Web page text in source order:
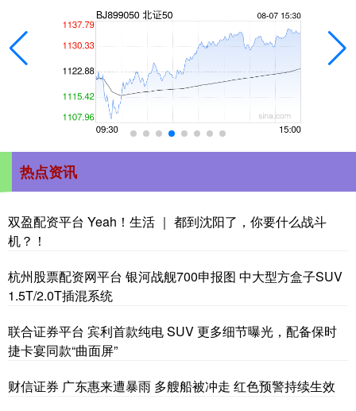
热点资讯
双盈配资平台 Yeah！生活 ｜ 都到沈阳了，你要什么战斗
机？！
杭州股票配资网平台 银河战舰700申报图 中大型方盒子SUV
1.5T/2.0T插混系统
联合证券平台 宾利首款纯电 SUV 更多细节曝光，配备保时
捷卡宴同款“曲面屏”
财信证券 广东惠来遭暴雨 多艘船被冲走 红色预警持续生效